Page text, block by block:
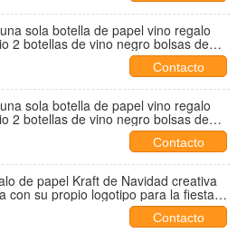
sola botella de papel vino regalo
2 botellas de vino negro bolsas de
Contacto
sola botella de papel vino regalo
2 botellas de vino negro bolsas de
Contacto
de papel Kraft de Navidad creativa
con su propio logotipo para la fiesta
Contacto